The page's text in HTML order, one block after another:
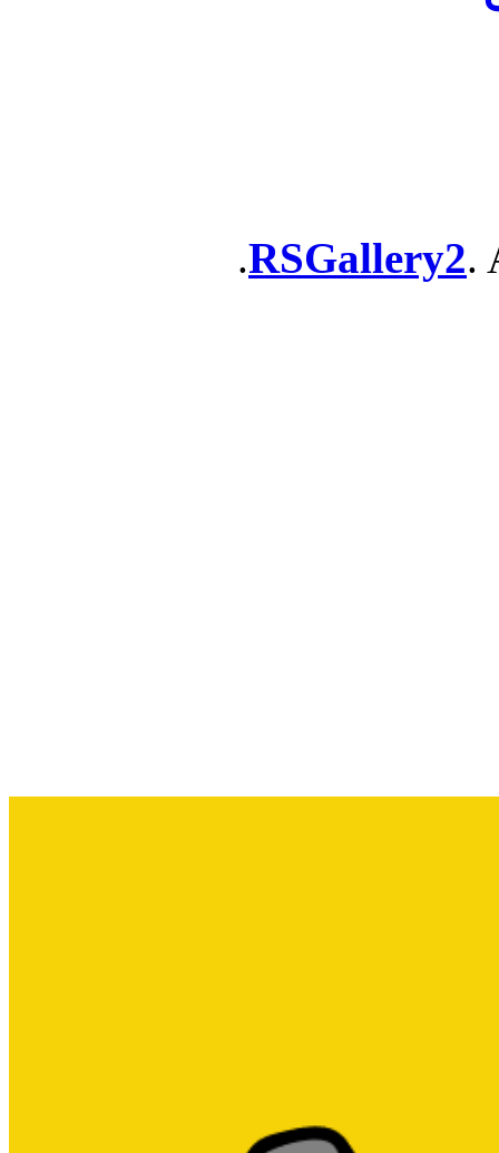
RSGallery2.